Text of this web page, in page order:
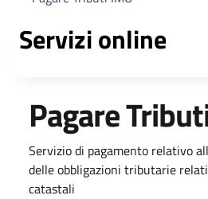
Servizi online
Pagare
Servizio di pagamento relativo
delle obbligazioni tributarie
catastali